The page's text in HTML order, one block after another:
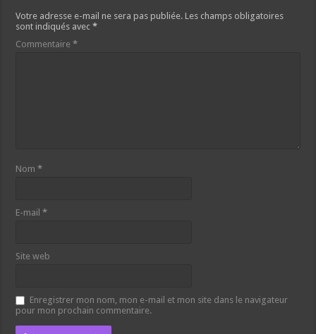
Votre adresse e-mail ne sera pas publiée. Les champs obligatoires
sont indiqués avec*
Commentaire*
Nom*
E-mail*
Site web
Enregistrer mon nom, mon e-mail et mon site dans le navigateur
pour mon prochain commentaire.